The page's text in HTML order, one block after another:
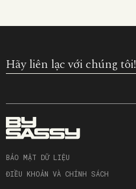
Hãy liên lạc với chúng tôi!
BẢO MẬT DỮ LIỆU
ĐIỀU KHOẢN VÀ CHÍNH SÁCH